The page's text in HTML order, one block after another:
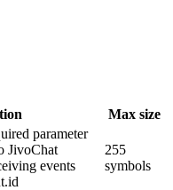
Max size
parameter
JivoChat
events
255
symbols